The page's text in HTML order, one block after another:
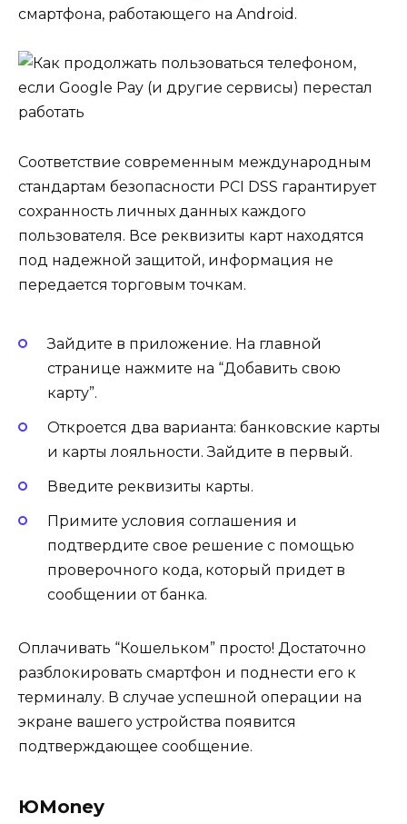
смартфона, работающего на Android.
Соответствие современным международным
стандартам безопасности PCI DSS гарантирует
сохранность личных данных каждого
пользователя. Все реквизиты карт находятся
под надежной защитой, информация не
передается торговым точкам.
Зайдите в приложение. На главной
странице нажмите на “Добавить свою
карту”.
Откроется два варианта: банковские карты
и карты лояльности. Зайдите в первый.
Введите реквизиты карты.
Примите условия соглашения и
подтвердите свое решение с помощью
проверочного кода, который придет в
сообщении от банка.
Оплачивать “Кошельком” просто! Достаточно
разблокировать смартфон и поднести его к
терминалу. В случае успешной операции на
экране вашего устройства появится
подтверждающее сообщение.
ЮMoney